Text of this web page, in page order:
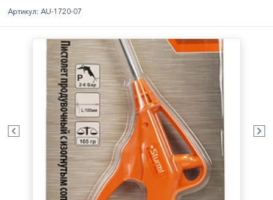
Артикул: AU-1720-07